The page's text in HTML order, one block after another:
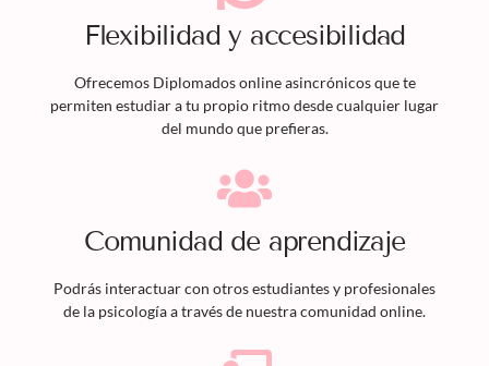
Flexibilidad y accesibilidad
Ofrecemos Diplomadosonline asincrónicos que te
permiten estudiar a tu propio ritmo desde cualquier lugar
del mundo que prefieras.
Comunidad de aprendizaje
Podrás interactuar con otros estudiantes y profesionales
de la psicología a través de nuestra comunidad online.